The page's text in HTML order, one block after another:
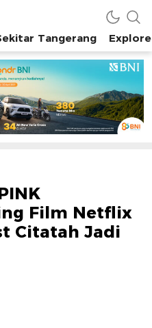
Raya
Tangerang
Film Netflix
Citatah Jadi